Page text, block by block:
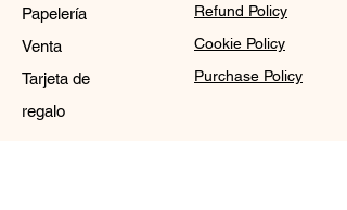
Papelería
Venta
Tarjeta de
regalo
Refund Policy
Cookie Policy
Purchase Policy